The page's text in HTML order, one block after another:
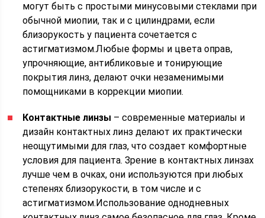
могут быть с простыми минусовыми стеклами при
обычной миопии, так и с цилиндрами, если
близорукость у пациента сочетается с
астигматизмом.Любые формы и цвета оправ,
упрочняющие, антибликовые и тонирующие
покрытия линз, делают очки незаменимыми
помощниками в коррекции миопии.
Контактные линзы – современные материалы и
дизайн контактных линз делают их практически
неощутимыми для глаз, что создает комфортные
условия для пациента. Зрение в контактных линзах
лучше чем в очках, они используются при любых
степенях близорукости, в том числе и с
астигматизмом.Использование однодневных